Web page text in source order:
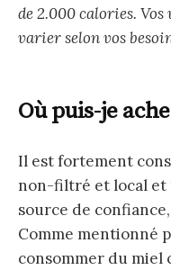
de 2.000 calories.
varier selon vos
Où puis-je
Il est fortement
non-filtré et local et
source de
Comme mentionné
consommer du